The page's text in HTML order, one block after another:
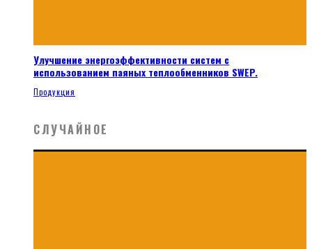
Улучшение энергоэффективности систем с
использованием паяных теплообменников SWEP.
Продукция
СЛУЧАЙНОЕ